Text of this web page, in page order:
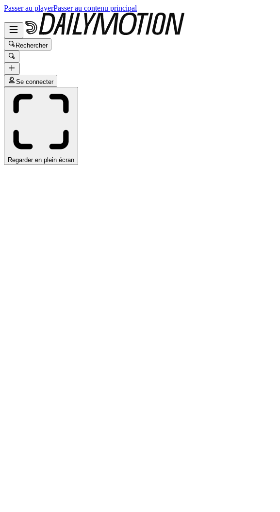
Passer au playerPasser au contenu principal
Rechercher
Se connecter
Regarder en plein écran